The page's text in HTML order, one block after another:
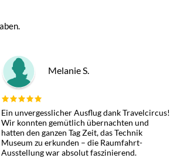
Melanie S.
Ein unvergesslicher Ausflug dank Travelcircus!
Wir konnten gemütlich übernachten und
hatten den ganzen Tag Zeit, das Technik
Museum zu erkunden – die Raumfahrt-
Ausstellung war absolut faszinierend.